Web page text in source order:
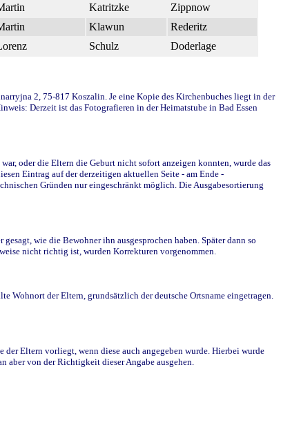
Katritzke
Zippnow
Klawun
Rederitz
Schulz Doderlage
2, 75-817 Koszalin. Je eine Kopie des Kirchenbuches liegt in der
Derzeit ist das Fotografieren in der Heimatstube in Bad Essen
oder die Eltern die Geburt nicht sofort anzeigen konnten, wurde das
Eintrag auf der derzeitigen aktuellen Seite - am Ende -
Gründen nur eingeschränkt möglich. Die Ausgabesortierung
wie die Bewohner ihn ausgesprochen haben. Später dann so
nicht richtig ist, wurden Korrekturen vorgenommen.
Wohnort der Eltern, grundsätzlich der deutsche Ortsname eingetragen.
Eltern vorliegt, wenn diese auch angegeben wurde. Hierbei wurde
aber von der Richtigkeit dieser Angabe ausgehen.